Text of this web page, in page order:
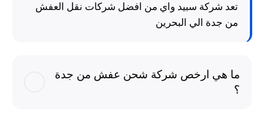
تعد شركة سبيد واي من افضل شركات نقل العفش
من جدة الي البحرين
ما هي ارخص شركة شحن عفش من جدة
؟